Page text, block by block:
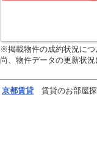
※掲載物件の成約状況につ
尚、物件データの更新状
京都賃貸 賃貸のお部屋探